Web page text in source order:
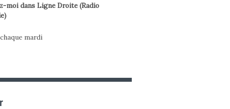
moi dans Ligne Droite (Radio
mardi